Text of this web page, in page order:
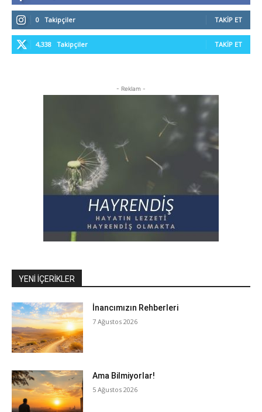
0 Takipçiler TAKIP ET
4,338 Takipçiler TAKIP ET
- Reklam -
YENI İÇERIKLER
İnancımızın Rehberleri
7 Ağustos 2026
Ama Bilmiyorlar!
5 Ağustos 2026